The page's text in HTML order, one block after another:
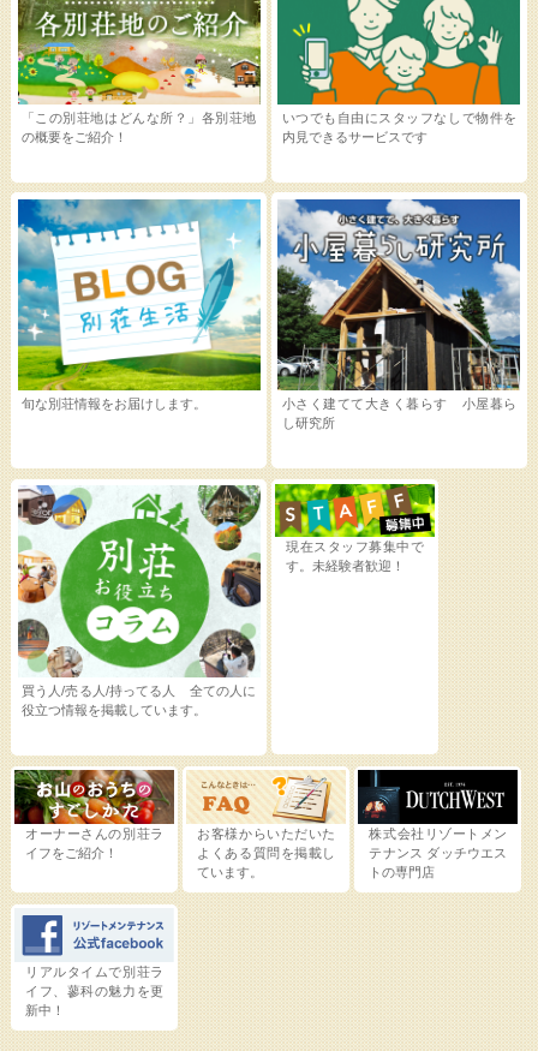
いつでも自由にスタッフなしで物件を
内見できるサービスです
旬な別荘情報をお届けします。
買う人/売る人/持ってる人 全ての人に
役立つ情報を掲載しています。
小さく建てて大きく暮らす 小屋暮ら
し研究所
「この別荘地はどんな所？」各別荘地
の概要をご紹介！
現在スタッフ募集中で
す。未経験者歓迎！
オーナーさんの別荘ラ
イフをご紹介！
お客様からいただいた
よくある質問を掲載し
ています。
株式会社リゾートメン
テナンス ダッチウエス
トの専門店
リアルタイムで別荘ラ
イフ、蓼科の魅力を更
新中！